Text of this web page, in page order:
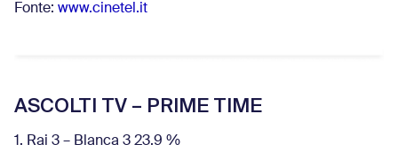
Fonte: www.cinetel.it
ASCOLTI TV – PRIME TIME
1. Rai 3 – Blanca 3 23.9 %